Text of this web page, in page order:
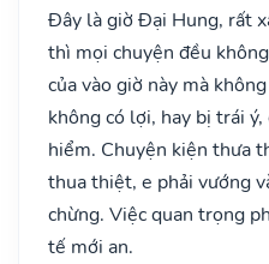
Đây là giờ Đại Hung, rất
thì mọi chuyện đều
của vào giờ này mà
không có lợi, hay bị trái
hiểm. Chuyện kiện thưa
thua thiệt, e phải vướng
chừng. Việc quan trọng
tế mới an.